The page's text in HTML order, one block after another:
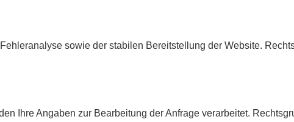
sowie der stabilen Bereitstellung der Website.
Ihre Angaben zur Bearbeitung der Anfrage verarbeitet.